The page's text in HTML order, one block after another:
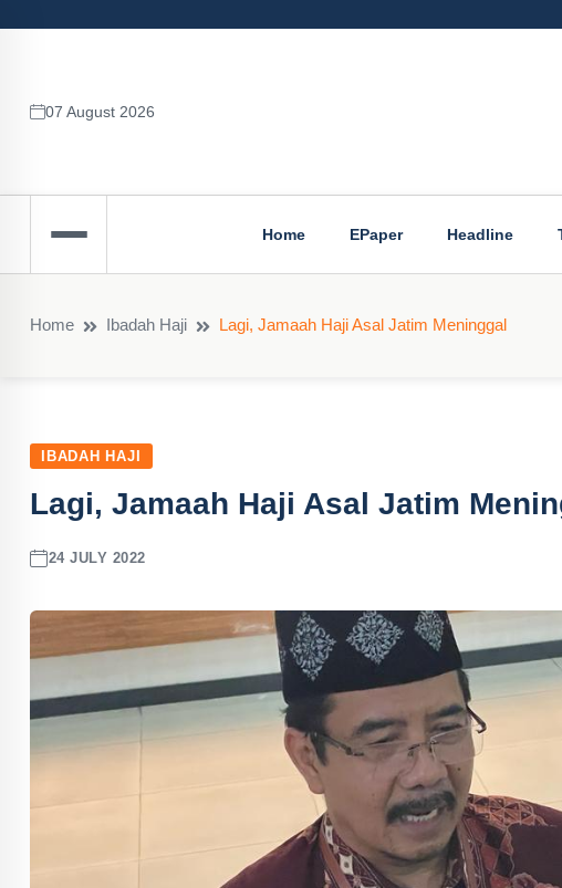
07 August 2026
Home EPaper Headline
Home Ibadah Haji Lagi, Jamaah Haji Asal Jatim Meninggal
IBADAH HAJI
Lagi, Jamaah Haji Asal Jatim
24 JULY 2022